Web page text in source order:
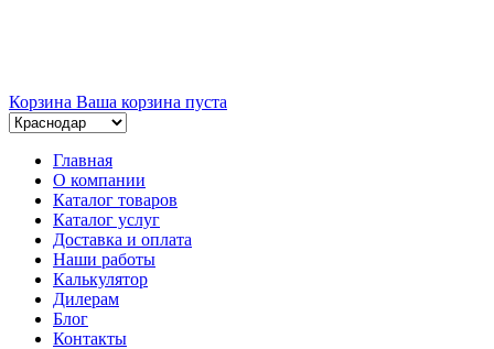
Корзина Ваша корзина пуста
Главная
О компании
Каталог товаров
Каталог услуг
Доставка и оплата
Наши работы
Калькулятор
Дилерам
Блог
Контакты